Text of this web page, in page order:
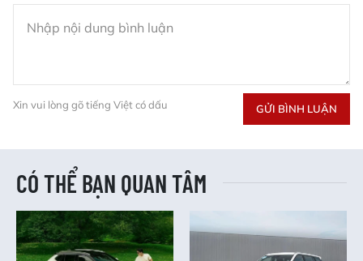
Xin vui lòng gõ tiếng Việt có dấu GỬI BÌNH LUẬN
CÓ THỂ BẠN QUAN TÂM